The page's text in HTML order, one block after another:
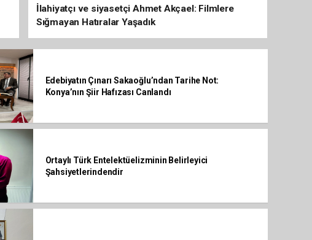
İlahiyatçı ve siyasetçi Ahmet Akçael: Filmlere
Sığmayan Hatıralar Yaşadık
Edebiyatın Çınarı Sakaoğlu’ndan Tarihe Not:
Konya’nın Şiir Hafızası Canlandı
Ortaylı Türk Entelektüelizminin Belirleyici
Şahsiyetlerindendir